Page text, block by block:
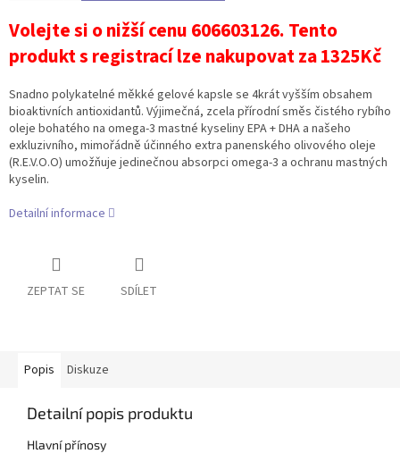
Volejte si o nižší cenu 606603126. Tento
produkt s registrací lze nakupovat za 1325Kč
Snadno polykatelné měkké gelové kapsle se 4krát vyšším obsahem
bioaktivních antioxidantů. Výjimečná, zcela přírodní směs čistého rybího
oleje bohatého na omega-3 mastné kyseliny EPA + DHA a našeho
exkluzivního, mimořádně účinného extra panenského olivového oleje
(R.E.V.O.O) umožňuje jedinečnou absorpci omega-3 a ochranu mastných
kyselin.
Detailní informace
ZEPTAT SE SDÍLET
Popis Diskuze
Detailní popis produktu
Hlavní přínosy